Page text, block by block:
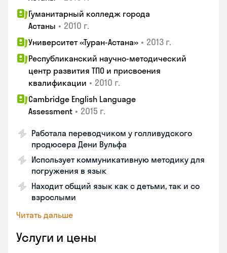
Гуманитарный колледж города
Астаны • 2010 г.
Университет «Туран-Астана» • 2013 г.
Республиканский научно-методический
центр развития ТПО и присвоения
квалификации • 2010 г.
Cambridge English Language
Assessment • 2015 г.
Работала переводчиком у голливудского
продюсера Дени Вульфа
Использует коммуникативную методику для
погружения в язык
Находит общий язык как с детьми, так и со
взрослыми
Читать дальше
Услуги и цены